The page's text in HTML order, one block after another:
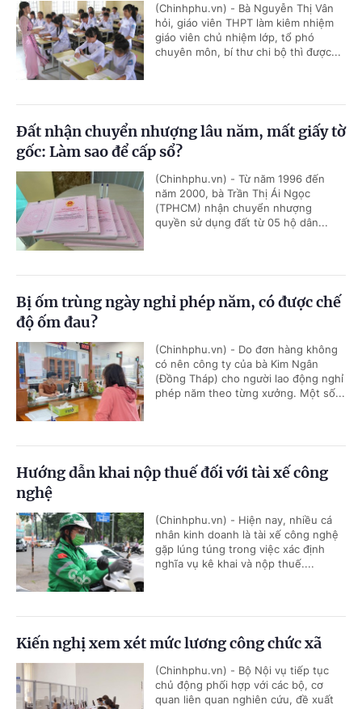
(Chinhphu.vn) - Bà Nguyễn Thị Vân
hỏi, giáo viên THPT làm kiêm nhiệm
giáo viên chủ nhiệm lớp, tổ phó
chuyên môn, bí thư chi bộ thì được...
Đất nhận chuyển nhượng lâu năm, mất giấy tờ
gốc: Làm sao để cấp sổ?
(Chinhphu.vn) - Từ năm 1996 đến
năm 2000, bà Trần Thị Ái Ngọc
(TPHCM) nhận chuyển nhượng
quyền sử dụng đất từ 05 hộ dân...
Bị ốm trùng ngày nghỉ phép năm, có được chế
độ ốm đau?
(Chinhphu.vn) - Do đơn hàng không
có nên công ty của bà Kim Ngân
(Đồng Tháp) cho người lao động nghỉ
phép năm theo từng xưởng. Một số...
Hướng dẫn khai nộp thuế đối với tài xế công
nghệ
(Chinhphu.vn) - Hiện nay, nhiều cá
nhân kinh doanh là tài xế công nghệ
gặp lúng túng trong việc xác định
nghĩa vụ kê khai và nộp thuế....
Kiến nghị xem xét mức lương công chức xã
(Chinhphu.vn) - Bộ Nội vụ tiếp tục
chủ động phối hợp với các bộ, cơ
quan liên quan nghiên cứu, đề xuất